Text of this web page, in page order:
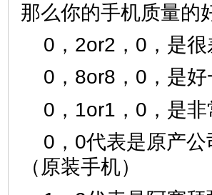
那么你的手机质量的
0，2or2，0，是
0，8or8，0，是
0，1or1，0，是
0，0代表是原产
（原装手机）